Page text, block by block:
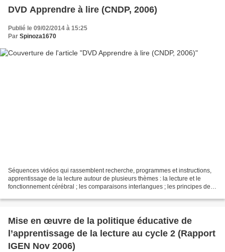
DVD Apprendre à lire (CNDP, 2006)
Publié le 09/02/2014 à 15:25
Par Spinoza1670
Séquences vidéos qui rassemblent recherche, programmes et instructions,
apprentissage de la lecture autour de plusieurs thèmes : la lecture et le
fonctionnement cérébral ; les comparaisons interlangues ; les principes de
Mise en œuvre de la politique éducative de
l’apprentissage de la lecture au cycle 2 (Rapport
IGEN Nov 2006)